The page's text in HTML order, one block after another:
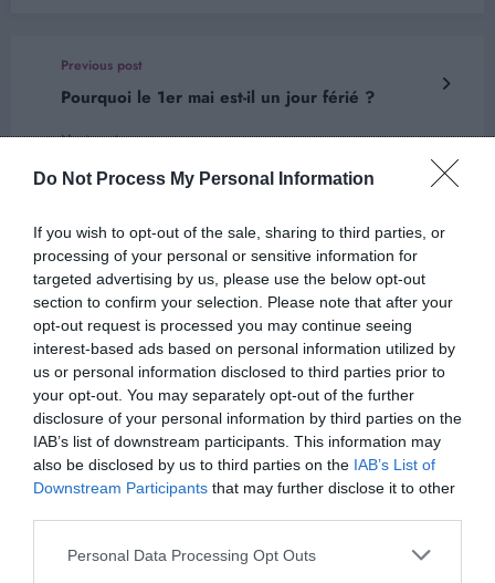
Do Not Process My Personal Information
If you wish to opt-out of the sale, sharing to third parties, or
processing of your personal or sensitive information for
targeted advertising by us, please use the below opt-out
section to confirm your selection. Please note that after your
opt-out request is processed you may continue seeing
interest-based ads based on personal information utilized by
us or personal information disclosed to third parties prior to
your opt-out. You may separately opt-out of the further
disclosure of your personal information by third parties on the
IAB’s list of downstream participants. This information may
also be disclosed by us to third parties on the IAB’s List of
Downstream Participants that may further disclose it to other
Personal Data Processing Opt Outs
Previous post
Pourquoi le 1er mai est-il un jour férié ?
Next post
Quelle est la durée de conservation des œufs
ARTICLES EN LIEN